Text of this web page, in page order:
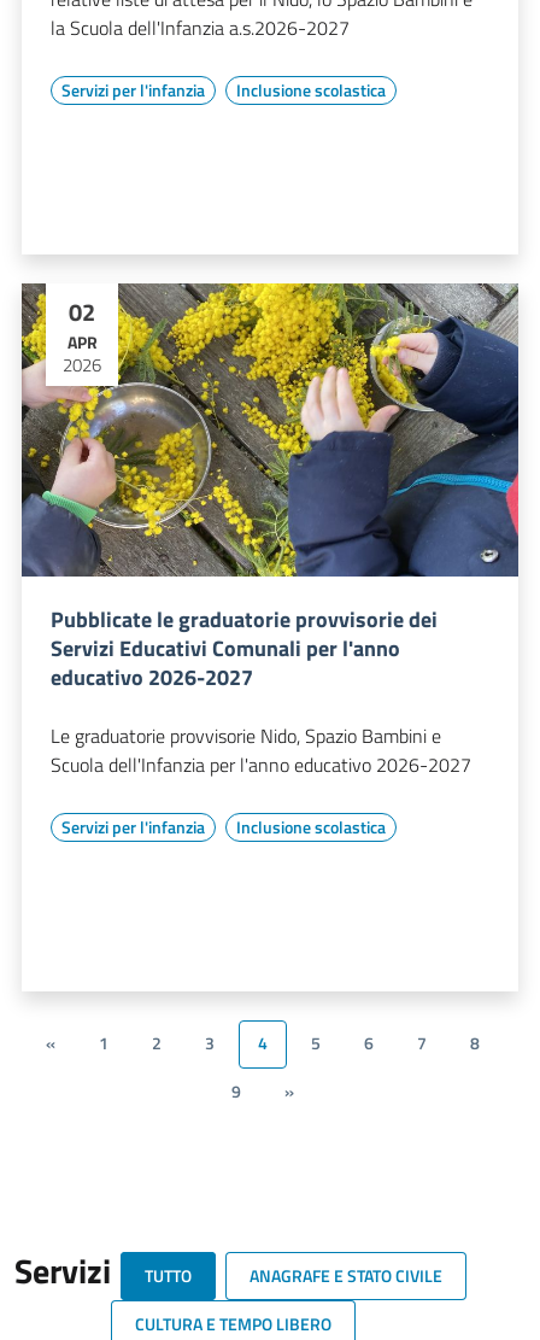
la Scuola dell'Infanzia a.s.2026-2027
Servizi per l'infanzia Inclusione scolastica
02
APR
2026
Pubblicate le graduatorie provvisorie dei
Servizi Educativi Comunali per l'anno
educativo 2026-2027
Le graduatorie provvisorie Nido, Spazio Bambini e
Scuola dell'Infanzia per l'anno educativo 2026-2027
Servizi per l'infanzia Inclusione scolastica
« 1 2 3 4 5 6 7
8
9
»
Servizi TUTTO
ANAGRAFE E STATO CIVILE
CULTURA E TEMPO LIBERO